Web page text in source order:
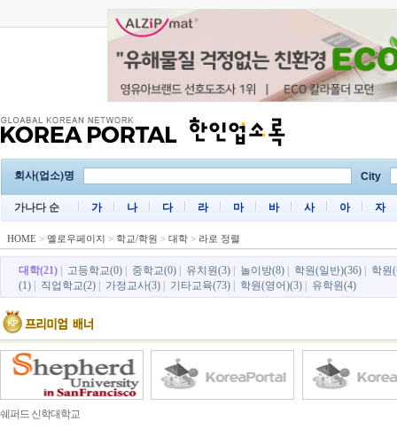
회사(업소)명 City
가나다 순 가 나 다 라 마 바 사 아 자
HOME > 옐로우페이지 > 학교/학원 > 대학 > 라로 정렬
대학(21) 고등학교(0) 중학교(0) 유치원(3) 놀이방(8) 학원(일반)(36)
학원
(1)
직업학교(2) 가정교사(3) 기타교육(73) 학원(영어)(3) 유학원(4)
쉐퍼드 신학대학교